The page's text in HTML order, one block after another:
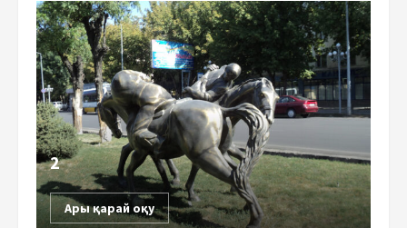
2
Ары қарай оқу